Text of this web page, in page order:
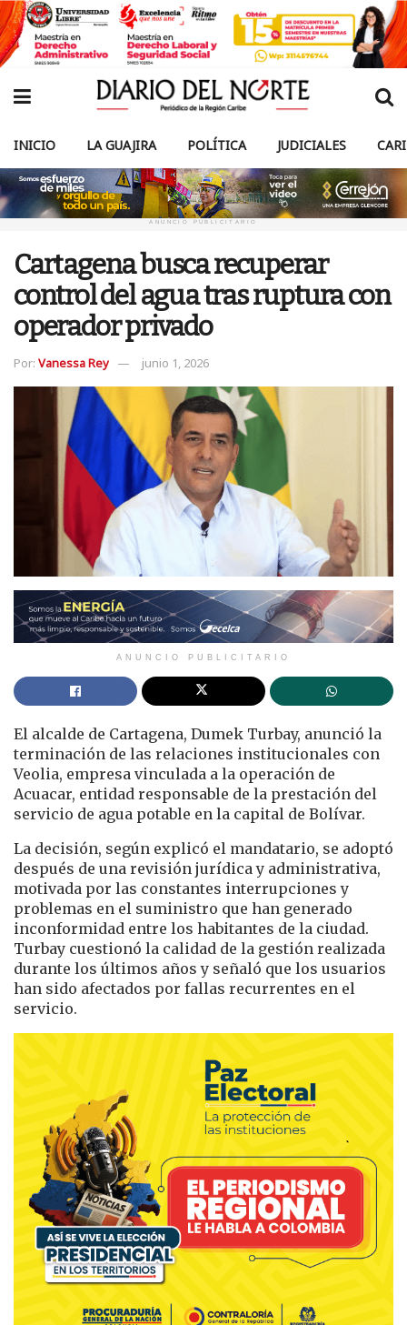
INICIO LA GUAJIRA POLÍTICA JUDICIALES
ANUNCIO PUBLICITARIO
Cartagena busca recuperar
control del agua tras ruptura con
operador privado
Por: Vanessa Rey junio 1, 2026
ANUNCIO PUBLICITARIO
El alcalde de Cartagena, Dumek Turbay, anunció la
terminación de las relaciones institucionales con
Veolia, empresa vinculada a la operación de
Acuacar, entidad responsable de la prestación del
servicio de agua potable en la capital de Bolívar.
La decisión, según explicó el mandatario, se adoptó
después de una revisión jurídica y administrativa,
motivada por las constantes interrupciones y
problemas en el suministro que han generado
inconformidad entre los habitantes de la ciudad.
Turbay cuestionó la calidad de la gestión realizada
durante los últimos años y señaló que los usuarios
han sido afectados por fallas recurrentes en el
servicio.